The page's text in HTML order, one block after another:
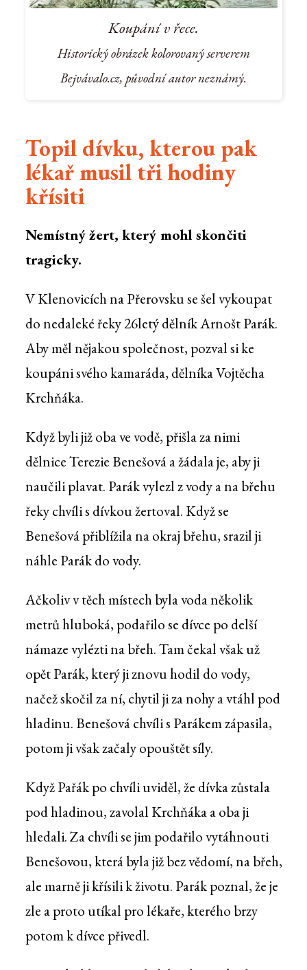
Koupání v řece.
Historický obrázek kolorovaný serverem
Bejvávalo.cz, původní autor neznámý.
Topil dívku, kterou pak
lékař musil tři hodiny
křísiti
Nemístný žert, který mohl skončiti
tragicky.
V Klenovicích na Přerovsku se šel vykoupat
do nedaleké řeky 26letý dělník Arnošt Parák.
Aby měl nějakou společnost, pozval si ke
koupáni svého kamaráda, dělníka Vojtěcha
Krchňáka.
Když byli již oba ve vodě, přišla za nimi
dělnice Terezie Benešová a žádala je, aby ji
naučili plavat. Parák vylezl z vody a na břehu
řeky chvíli s dívkou žertoval. Když se
Benešová přiblížila na okraj břehu, srazil ji
náhle Parák do vody.
Ačkoliv v těch místech byla voda několik
metrů hluboká, podařilo se dívce po delší
námaze vylézti na břeh. Tam čekal však už
opět Parák, který ji znovu hodil do vody,
načež skočil za ní, chytil ji za nohy a vtáhl pod
hladinu. Benešová chvíli s Parákem zápasila,
potom ji však začaly opouštět síly.
Když Pařák po chvíli uviděl, že dívka zůstala
pod hladinou, zavolal Krchňáka a oba ji
hledali. Za chvíli se jim podařilo vytáhnouti
Benešovou, která byla již bez vědomí, na břeh,
ale marně ji křísili k životu. Parák poznal, že je
zle a proto utíkal pro lékaře, kterého brzy
potom k dívce přivedl.